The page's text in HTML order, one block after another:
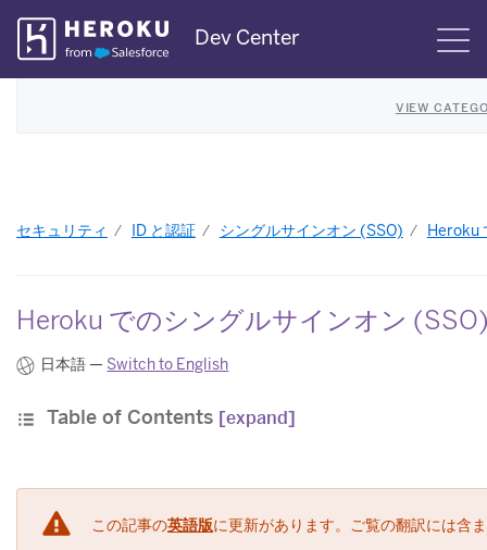
Skip
Navigation
Dev Center
VIEW
セキュリティ ID と認証 シングルサインオン (SSO) Heroku
Heroku でのシングルサインオン
日本語 — Switch to English
Table of Contents [expand]
この記事の英語版に更新があります。ご覧の翻訳には含